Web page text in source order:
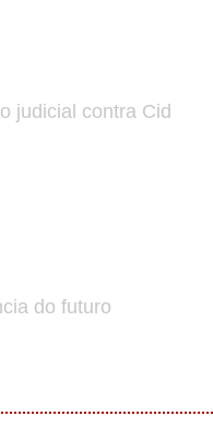
judicial contra Cid
do futuro